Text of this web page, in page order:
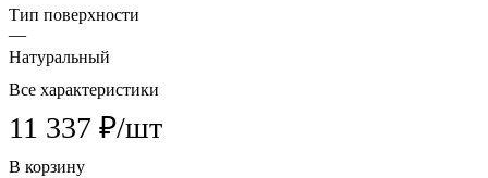
Тип поверхности
—
Натуральный
Все характеристики
11 337 ₽/шт
В корзину